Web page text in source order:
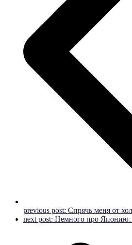
previous post: Спрячь меня от
next post: Немного про